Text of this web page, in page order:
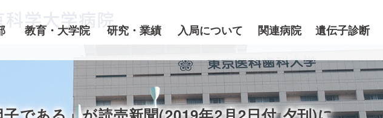
教育・大学院 研究・業績 入局について 関連病院 遺伝子診断